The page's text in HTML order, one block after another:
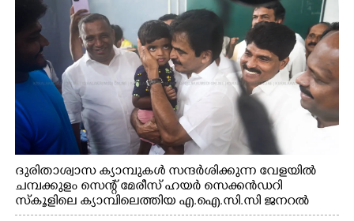
ദുരിതാശ്വാസ ക്യാമ്പുകൾ സന്ദർശിക്കുന്ന വേളയിൽ
ചമ്പക്കുളം സെന്റ് മേരീസ് ഹയർ സെക്കൻഡറി
സ്കൂളിലെ ക്യാമ്പിലെത്തിയ എ.ഐ.സി.സി ജനറൽ
സെക്രട്ടറി കെ.സി വേണുഗോപാൽ എം.പി കുരുന്നിനെ